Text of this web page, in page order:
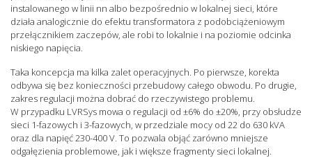
instalowanego w linii nn albo bezpośrednio w lokalnej sieci, które
działa analogicznie do efektu transformatora z podobciążeniowym
przełącznikiem zaczepów, ale robi to lokalnie i na poziomie odcinka
niskiego napięcia.
Taka koncepcja ma kilka zalet operacyjnych. Po pierwsze, korekta
odbywa się bez konieczności przebudowy całego obwodu. Po drugie,
zakres regulacji można dobrać do rzeczywistego problemu.
W przypadku LVRSys mowa o regulacji od ±6% do ±20%, przy obsłudze
sieci 1-fazowych i 3-fazowych, w przedziale mocy od 22 do 630 kVA
oraz dla napięć 230-400 V. To pozwala objąć zarówno mniejsze
odgałęzienia problemowe, jak i większe fragmenty sieci lokalnej.